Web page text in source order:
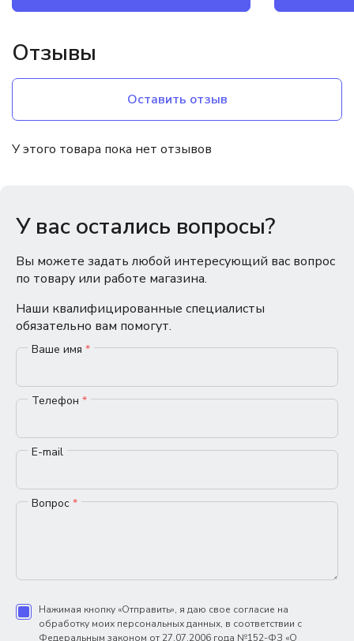
Отзывы
Оставить отзыв
У этого товара пока нет отзывов
У вас остались вопросы?
Вы можете задать любой интересующий вас вопрос
по товару или работе магазина.
Наши квалифицированные специалисты
обязательно вам помогут.
Ваше имя *
Телефон *
E-mail
Вопрос *
Нажимая кнопку «Отправить», я даю свое согласие на
обработку моих персональных данных, в соответствии с
Федеральным законом от 27.07.2006 года №152-ФЗ «О